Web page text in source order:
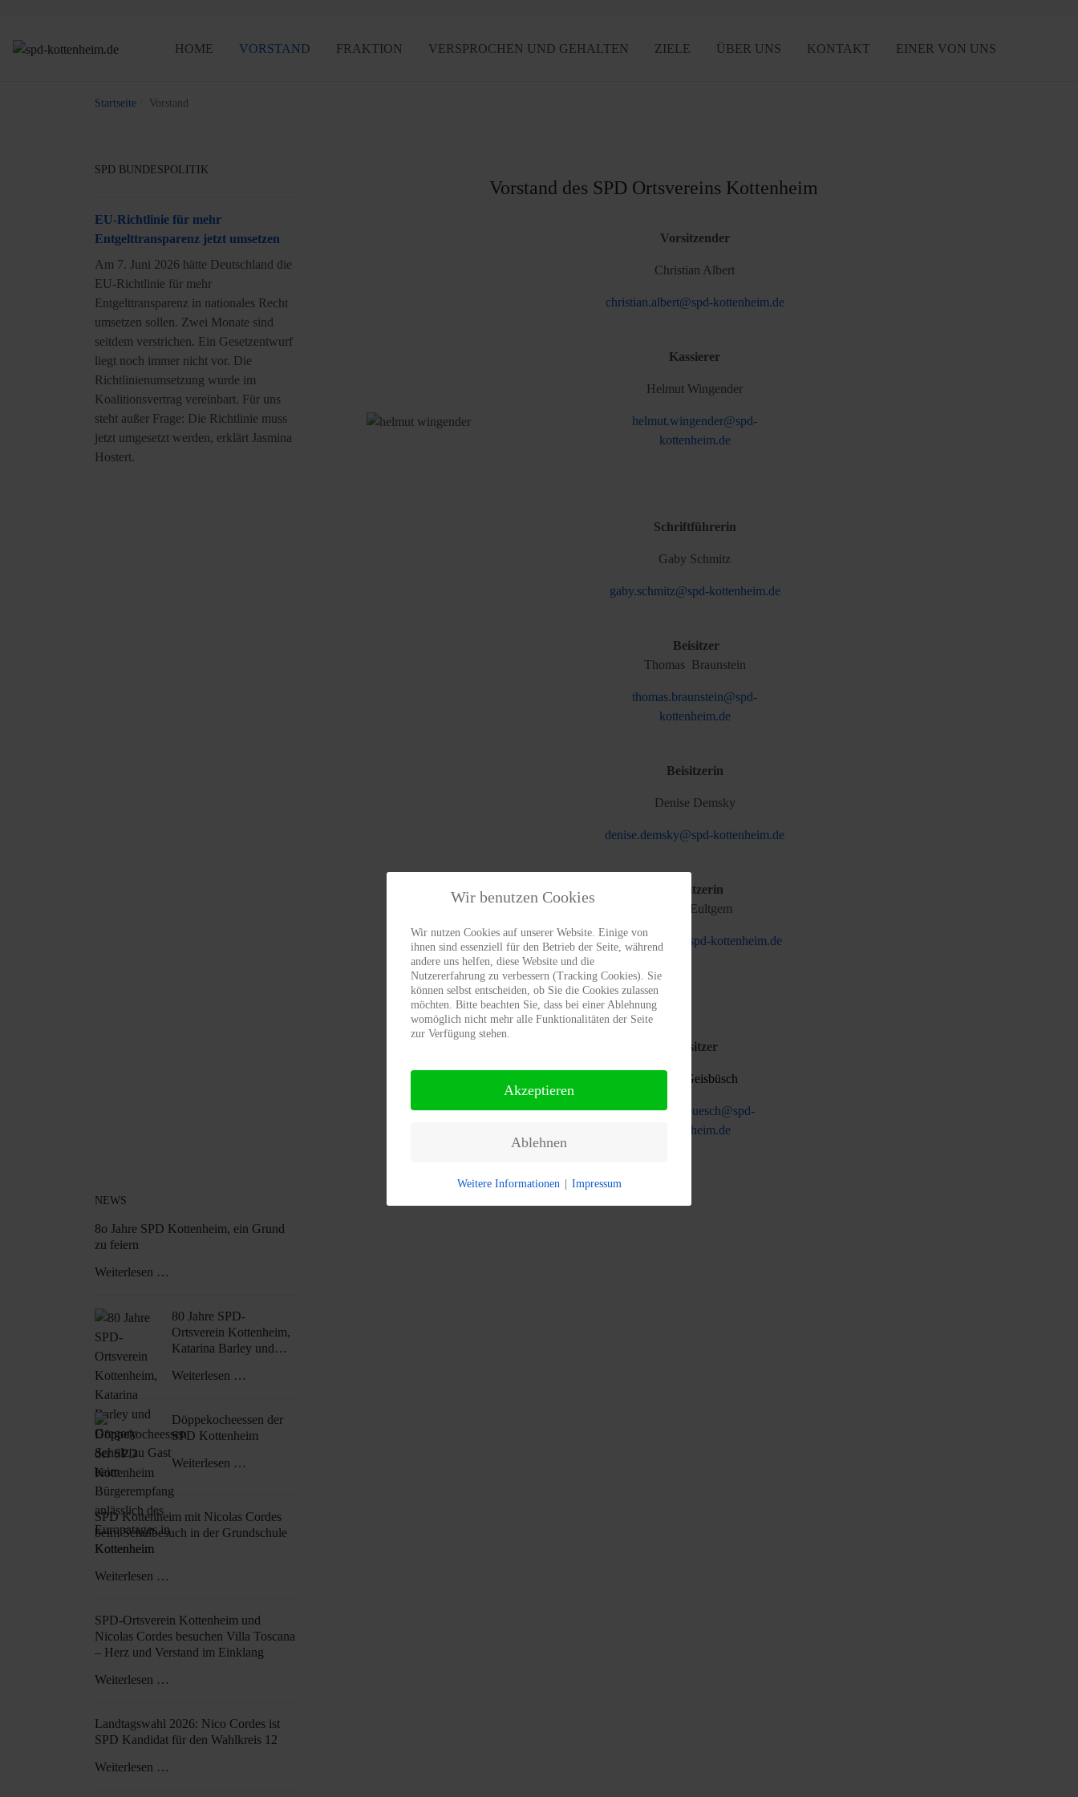
HOME VORSTAND FRAKTION VERSPROCHEN UND GEHALTEN ZIELE ÜBER UNS KONTAKT EINER VON UNS
Startseite Vorstand
Vorstand des SPD Ortsvereins Kottenheim
Vorsitzender
Christian Albert
christian.albert@spd-kottenheim.de
Kassierer
Helmut Wingender
helmut.wingender@spd-
kottenheim.de
Schriftführerin
Gaby Schmitz
gaby.schmitz@spd-kottenheim.de
Beisitzer
Thomas Braunstein
thomas.braunstein@spd-
kottenheim.de
Beisitzerin
Denise Demsky
denise.demsky@spd-kottenheim.de
Beisitzerin
irgit Eultgem
birgit.eultgem@spd-kottenheim.de
Beisitzer
Heinz Geisbüsch
heinz.geisbuesch@spd-
kottenheim.de
SPD BUNDESPOLITIK
EU-Richtlinie für mehr
Entgelttransparenz jetzt umsetzen
Am 7. Juni 2026 hätte Deutschland die
EU-Richtlinie für mehr
Entgelttransparenz in nationales Recht
umsetzen sollen. Zwei Monate sind
seitdem verstrichen. Ein Gesetzentwurf
liegt noch immer nicht vor. Die
Richtlinienumsetzung wurde im
Koalitionsvertrag vereinbart. Für uns
steht außer Frage: Die Richtlinie muss
jetzt umgesetzt werden, erklärt Jasmina
Hostert.
NEWS
8o Jahre SPD Kottenheim, ein Grund
zu feiern
Weiterlesen …
80 Jahre SPD-
Ortsverein Kottenheim,
Katarina Barley und
beim Bürgerempfang
Europatages in
Kottenheim
Weiterlesen …
Döppekocheessen der
SPD Kottenheim
Weiterlesen …
SPD Kottenheim mit Nicolas Cordes
beim Schulbesuch in der Grundschule
Kottenheim
Weiterlesen …
SPD-Ortsverein Kottenheim und
Nicolas Cordes besuchen Villa Toscana
– Herz und Verstand im Einklang
Weiterlesen …
Landtagswahl 2026: Nico Cordes ist
SPD Kandidat für den Wahlkreis 12
Weiterlesen …
Wir benutzen Cookies
Wir nutzen Cookies auf unserer Website. Einige von
ihnen sind essenziell für den Betrieb der Seite, während
andere uns helfen, diese Website und die
Nutzererfahrung zu verbessern (Tracking Cookies). Sie
können selbst entscheiden, ob Sie die Cookies zulassen
möchten. Bitte beachten Sie, dass bei einer Ablehnung
womöglich nicht mehr alle Funktionalitäten der Seite
zur Verfügung stehen.
Akzeptieren
Ablehnen
Weitere Informationen | Impressum